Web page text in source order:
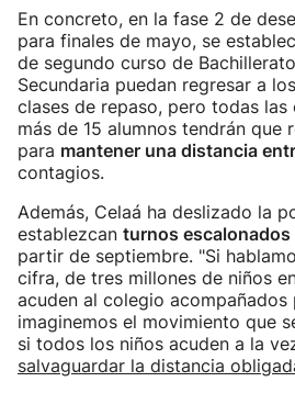
En concreto, en la fase 2 de
para finales de mayo, se
de segundo curso de
Secundaria puedan regresar a
clases de repaso, pero todas las
más de 15 alumnos tendrán que
para mantener una distancia
contagios.
Además, Celaá ha deslizado la
establezcan turnos escalonados
partir de septiembre. "Si
cifra, de tres millones de niños
acuden al colegio acompañados
imaginemos el movimiento que
si todos los niños acuden a la
salvaguardar la distancia